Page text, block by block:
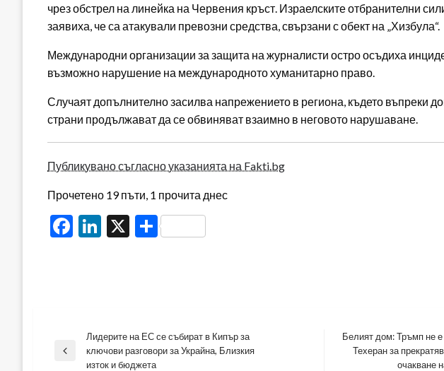
чрез обстрел на линейка на Червения кръст. Израелските отбранителни
заявиха, че са атакували превозни средства, свързани с обект на „Хизбула“.
Международни организации за защита на журналисти остро осъдиха
възможно нарушение на международното хуманитарно право.
Случаят допълнително засилва напрежението в региона, където въпреки
страни продължават да се обвиняват взаимно в неговото нарушаване.
Публикувано съгласно указанията на Fakti.bg
Прочетено 19 пъти, 1 прочита днес
Facebook
LinkedIn
X Share
Навигация
Previous
Лидерите на ЕС се събират в Кипър за
ключови разговори за Украйна, Близкия
изток и бюджета
Next
Белият дом: Тръмп не
Техеран за
очакване